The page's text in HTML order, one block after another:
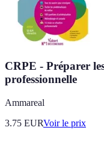
CRPE - Préparer
professionnelle
Ammareal
3.75 EURVoir le prix